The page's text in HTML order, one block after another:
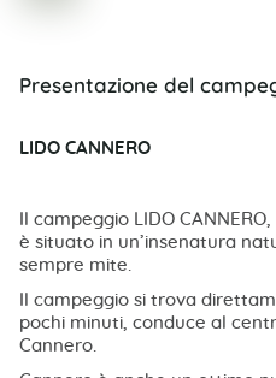
Presentazione del
LIDO CANNERO
Il campeggio LIDO
è situato in un’insenatura
sempre mite.
Il campeggio si trova
pochi minuti, conduce al
Cannero.